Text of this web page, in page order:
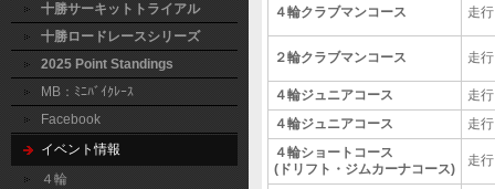
十勝サーキットトライアル
十勝ロードレースシリーズ
2025 Point Standings
MB：ﾐﾆﾊﾞｲｸﾚｰｽ
Facebook
イベント情報
４輪
４輪クラブマンコース 走
２輪クラブマンコース 走
４輪ジュニアコース
走
４輪ジュニアコース
走
４輪ショートコース
(ドリフト・ジムカーナコース)
走